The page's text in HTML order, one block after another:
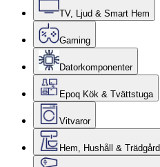
TV, Ljud & Smart Hem
Gaming
Datorkomponenter
Epoq Kök & Tvättstuga
Vitvaror
Hem, Hushåll & Trädgård